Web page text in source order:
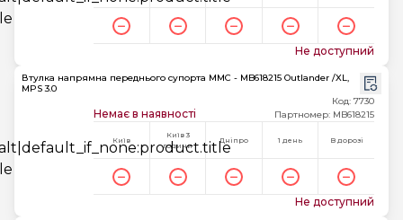
Не доступний
Втулка напрямна переднього супорта MMC - MB618215 Outlander /XL,
MPS 3.0
Немає в наявності
Код: 7730
Партномер: MB618215
Київ
Київ 3
години
Дніпро 1 день В дорозі
Не доступний